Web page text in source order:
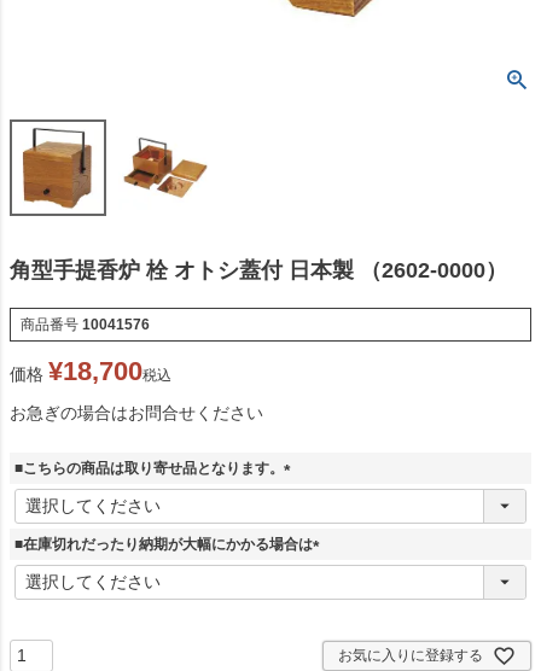
角型手提香炉 栓 オトシ蓋付 日本製 （2602-0000）
商品番号 10041576
価格 ¥18,700税込
お急ぎの場合はお問合せください
■こちらの商品は取り寄せ品となります。
(
須
■在庫切れだったり納期が大幅にかかる場合は
(
お気に入りに登録する